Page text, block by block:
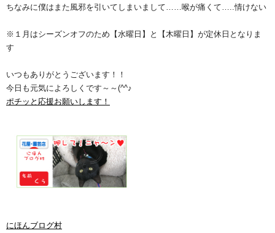
ちなみに僕はまた風邪を引いてしまいまして……喉が痛くて…..情けない
※１月はシーズンオフのため【水曜日】と【木曜日】が定休日となりま
す
いつもありがとうございます！！
今日も元気によろしくです～～(^^♪
ポチッと応援お願いします！
にほんブログ村